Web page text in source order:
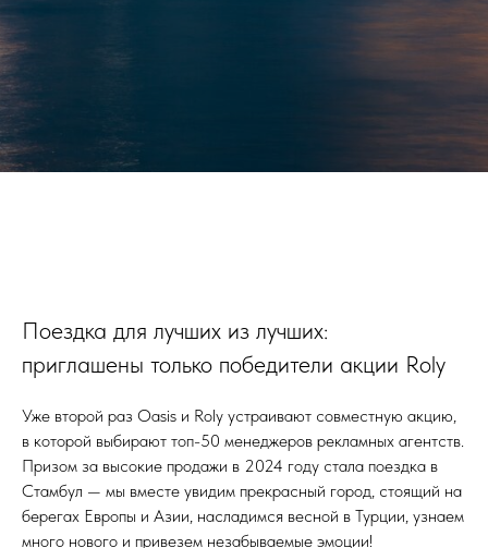
Поездка для лучших из лучших:
приглашены только победители акции Roly
Уже второй раз Oasis и Roly устраивают совместную акцию,
в которой выбирают топ-50 менеджеров рекламных агентств.
Призом за высокие продажи в 2024 году стала поездка в
Стамбул — мы вместе увидим прекрасный город, стоящий на
берегах Европы и Азии, насладимся весной в Турции, узнаем
много нового и привезем незабываемые эмоции!